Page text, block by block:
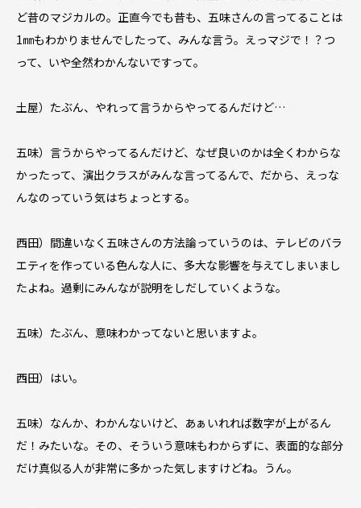
ど昔のマジカルの。正直今でも昔も、五味さんの言ってることは
1㎜もわかりませんでしたって、みんな言う。えっマジで！？つ
って、いや全然わかんないですって。
土屋）たぶん、やれって言うからやってるんだけど…
五味）言うからやってるんだけど、なぜ良いのかは全くわからな
かったって、演出クラスがみんな言ってるんで、だから、えっな
んなのっていう気はちょっとする。
西田）間違いなく五味さんの方法論っていうのは、テレビのバラ
エティを作っている色んな人に、多大な影響を与えてしまいまし
たよね。過剰にみんなが説明をしだしていくような。
五味）たぶん、意味わかってないと思いますよ。
西田）はい。
五味）なんか、わかんないけど、あぁいれれば数字が上がるん
だ！みたいな。その、そういう意味もわからずに、表面的な部分
だけ真似る人が非常に多かった気しますけどね。うん。